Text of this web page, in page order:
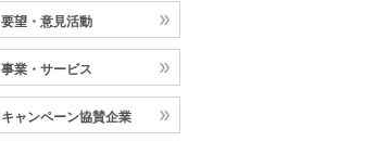
要望・意見活動
事業・サービス
キャンペーン協賛企業